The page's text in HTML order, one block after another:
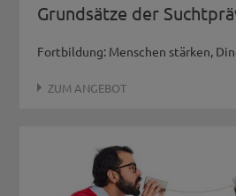
Grundsätze der
Fortbildung: Menschen stärken,
ZUM ANGEBOT